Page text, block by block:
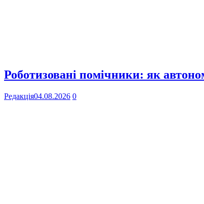
Роботизовані помічники: як
Редакція04.08.2026 0